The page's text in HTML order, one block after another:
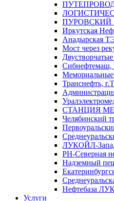
ПУРОВСКИЙ
Иркутская
Анадырская
Мост через
Сибнефтемаш,
Транснефть,
СТАНЦИЯ
Челябинский
ЛУКОЙЛ-
РН-Северная
Надземный
Нефтебаза
Услуги